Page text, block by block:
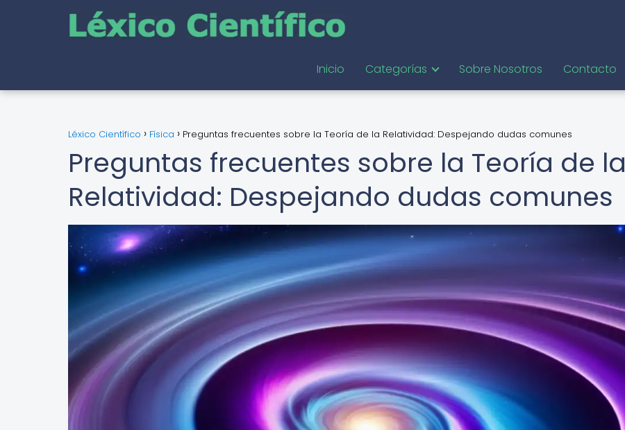
Inicio Categorías Sobre Nosotros Contacto
Léxico Científico Física Preguntas frecuentes sobre la Teoría de la Relatividad: Despejando dudas comunes
Preguntas frecuentes sobre la Teoría de la
Relatividad: Despejando dudas comunes